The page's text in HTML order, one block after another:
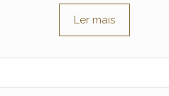
Ler mais